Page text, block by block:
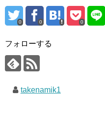
0 0 0
フォローする
takenamik1